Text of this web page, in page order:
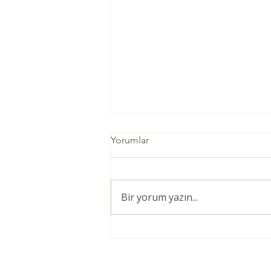
Yorumlar
Bir yorum yazın...